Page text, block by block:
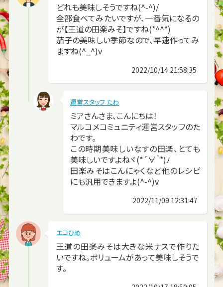
どれも美味しそうですね(^-^)/
全部食べてみたいですが、一番気になるの
が【王道の田楽みそ】ですね(*^^*)
茄子の美味しい季節なので、早速作ってみ
ますね(^_^)v
2022/10/14 21:58:35
運営スタッフ たわ
ミアさんさま、こんにちは！
マルコメコミュニティ運営スタッフのた
わです。
この時期美味しいなすの田楽、とても
美味しいですよねヾ(*´∀｀*)ﾉ
田楽みそはこんにゃくなど他のレシピ
にも汎用できますよ(^-^)v
2022/11/09 12:31:47
エコひめ
王道の田楽みそは大きな米ナスで作りた
いですね。ボリュームがあって美味しそうで
す。